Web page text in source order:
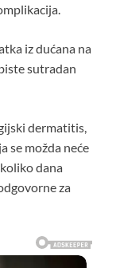
iz dućana na
sutradan
dermatitis,
se možda neće
dana
za